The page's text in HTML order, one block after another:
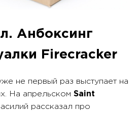
Анбоксинг
Firecracker
не первый раз выступает на
На апрельском Saint
рассказал про